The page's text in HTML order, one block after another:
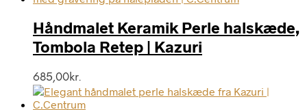
Håndmalet Keramik Perle halskæde,
Tombola Retep | Kazuri
685,00kr.